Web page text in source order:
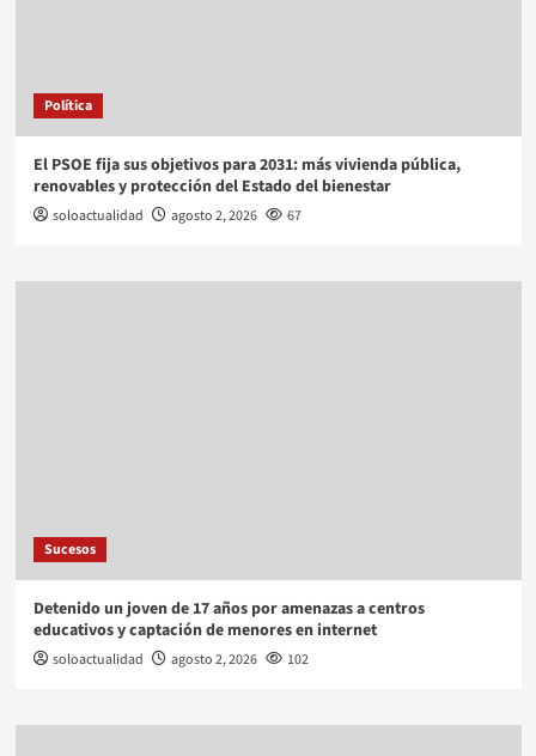
Política
El PSOE fija sus objetivos para 2031: más vivienda pública,
renovables y protección del Estado del bienestar
soloactualidad agosto 2, 2026 67
Sucesos
Detenido un joven de 17 años por amenazas a centros
educativos y captación de menores en internet
soloactualidad agosto 2, 2026 102